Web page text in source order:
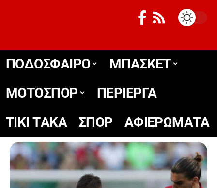
ΠΟΔΟΣΦΑΙΡΟ
ΜΠΑΣΚΕΤ
ΜΟΤΟΣΠΟΡ
ΠΕΡΙΕΡΓΑ
TIKΙ TΑΚΑ
ΣΠΟΡ ΑΦΙΕΡΩΜΑΤΑ